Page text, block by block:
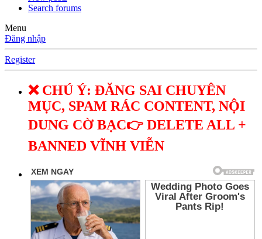
Search forums
Menu
Đăng nhập
Register
❌ CHÚ Ý: ĐĂNG SAI CHUYÊN
MỤC, SPAM RÁC CONTENT, NỘI
DUNG CỜ BẠC👉 DELETE ALL +
BANNED VĨNH VIỄN